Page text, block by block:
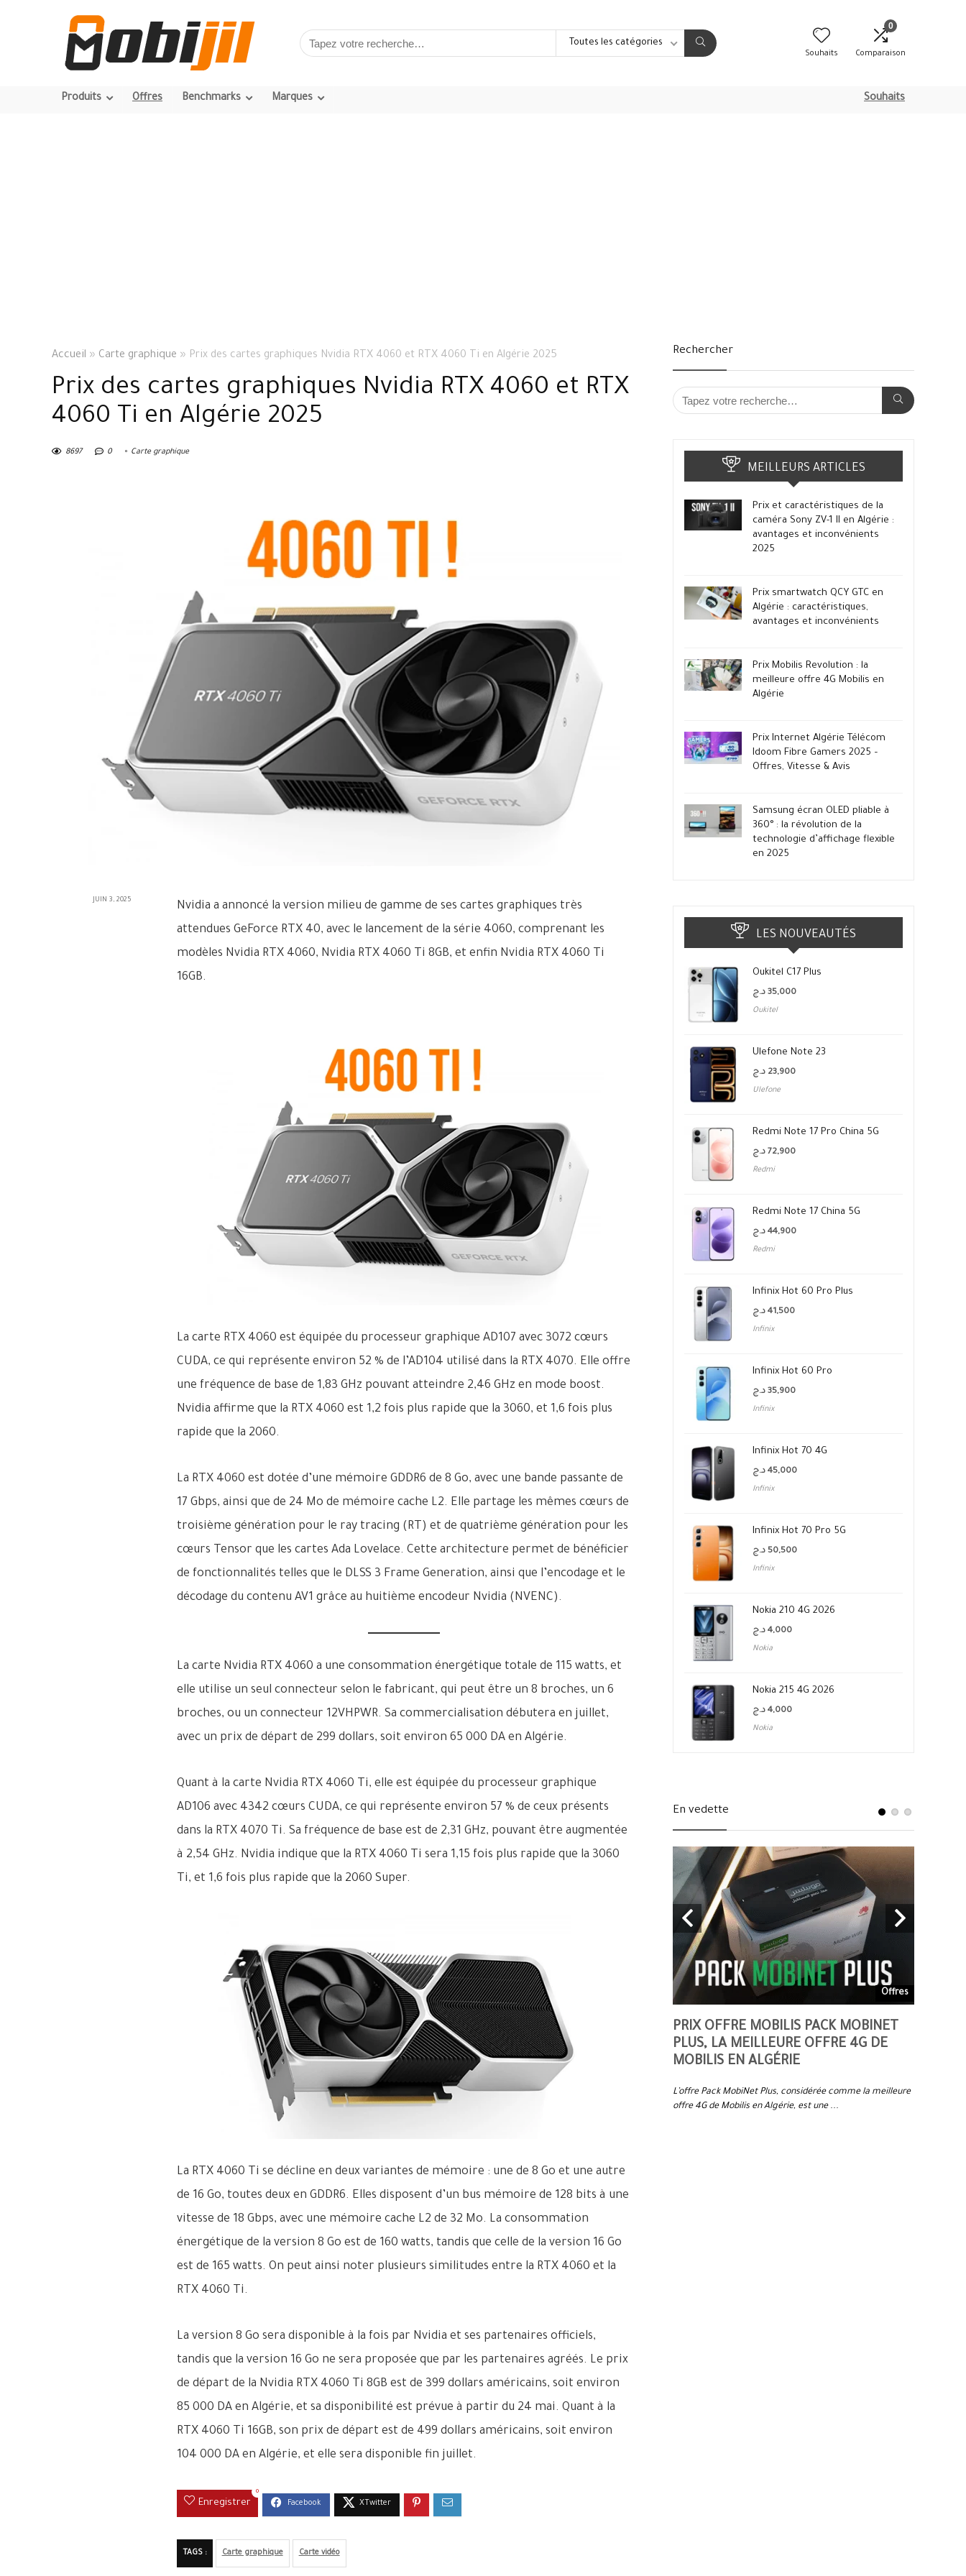
Toutes les catégories
Souhaits
0
Comparaison
Produits Offres Benchmarks Marques Souhaits
Accueil » Carte graphique » Prix des cartes graphiques Nvidia RTX 4060 et RTX 4060 Ti en Algérie 2025
Prix des cartes graphiques Nvidia RTX 4060 et RTX
4060 Ti en Algérie 2025
8697 0 Carte graphique
JUIN 3, 2025
Nvidia a annoncé la version milieu de gamme de ses cartes graphiques très
attendues GeForce RTX 40, avec le lancement de la série 4060, comprenant les
modèles Nvidia RTX 4060, Nvidia RTX 4060 Ti 8GB, et enfin Nvidia RTX 4060 Ti
16GB.
La carte RTX 4060 est équipée du processeur graphique AD107 avec 3072 cœurs
CUDA, ce qui représente environ 52 % de l’AD104 utilisé dans la RTX 4070. Elle offre
une fréquence de base de 1,83 GHz pouvant atteindre 2,46 GHz en mode boost.
Nvidia affirme que la RTX 4060 est 1,2 fois plus rapide que la 3060, et 1,6 fois plus
rapide que la 2060.
La RTX 4060 est dotée d’une mémoire GDDR6 de 8 Go, avec une bande passante de
17 Gbps, ainsi que de 24 Mo de mémoire cache L2. Elle partage les mêmes cœurs de
troisième génération pour le ray tracing (RT) et de quatrième génération pour les
cœurs Tensor que les cartes Ada Lovelace. Cette architecture permet de bénéficier
de fonctionnalités telles que le DLSS 3 Frame Generation, ainsi que l’encodage et le
décodage du contenu AV1 grâce au huitième encodeur Nvidia (NVENC).
La carte Nvidia RTX 4060 a une consommation énergétique totale de 115 watts, et
elle utilise un seul connecteur selon le fabricant, qui peut être un 8 broches, un 6
broches, ou un connecteur 12VHPWR. Sa commercialisation débutera en juillet,
avec un prix de départ de 299 dollars, soit environ 65 000 DA en Algérie.
Quant à la carte Nvidia RTX 4060 Ti, elle est équipée du processeur graphique
AD106 avec 4342 cœurs CUDA, ce qui représente environ 57 % de ceux présents
dans la RTX 4070 Ti. Sa fréquence de base est de 2,31 GHz, pouvant être augmentée
à 2,54 GHz. Nvidia indique que la RTX 4060 Ti sera 1,15 fois plus rapide que la 3060
Ti, et 1,6 fois plus rapide que la 2060 Super.
La RTX 4060 Ti se décline en deux variantes de mémoire : une de 8 Go et une autre
de 16 Go, toutes deux en GDDR6. Elles disposent d’un bus mémoire de 128 bits à une
vitesse de 18 Gbps, avec une mémoire cache L2 de 32 Mo. La consommation
énergétique de la version 8 Go est de 160 watts, tandis que celle de la version 16 Go
est de 165 watts. On peut ainsi noter plusieurs similitudes entre la RTX 4060 et la
RTX 4060 Ti.
La version 8 Go sera disponible à la fois par Nvidia et ses partenaires officiels,
tandis que la version 16 Go ne sera proposée que par les partenaires agréés. Le prix
de départ de la Nvidia RTX 4060 Ti 8GB est de 399 dollars américains, soit environ
85 000 DA en Algérie, et sa disponibilité est prévue à partir du 24 mai. Quant à la
RTX 4060 Ti 16GB, son prix de départ est de 499 dollars américains, soit environ
104 000 DA en Algérie, et elle sera disponible fin juillet.
Enregistrer
0
TAGS : Carte graphique Carte vidéo
Rechercher
MEILLEURS ARTICLES
Prix et caractéristiques de la
caméra Sony ZV-1 II en Algérie :
avantages et inconvénients
2025
Prix smartwatch QCY GTC en
Algérie : caractéristiques,
avantages et inconvénients
Prix Mobilis Revolution : la
meilleure offre 4G Mobilis en
Algérie
Prix Internet Algérie Télécom
Idoom Fibre Gamers 2025 –
Offres, Vitesse & Avis
Samsung écran OLED pliable à
360° : la révolution de la
technologie d’affichage flexible
en 2025
LES NOUVEAUTÉS
Oukitel C17 Plus
35,000 د.ج
Oukitel
Ulefone Note 23
23,900 د.ج
Ulefone
Redmi Note 17 Pro China 5G
72,900 د.ج
Redmi
Redmi Note 17 China 5G
44,900 د.ج
Redmi
Infinix Hot 60 Pro Plus
41,500 د.ج
Infinix
Infinix Hot 60 Pro
35,900 د.ج
Infinix
Infinix Hot 70 4G
45,000 د.ج
Infinix
Infinix Hot 70 Pro 5G
50,500 د.ج
Infinix
Nokia 210 4G 2026
4,000 د.ج
Nokia
Nokia 215 4G 2026
4,000 د.ج
Nokia
En vedette
PRIX DES NOUVELLES OFFRES
INTERNET IDOOM ADSL ET VDSL 2025
D’ALGÉRIE TÉLÉCOM
Découvrez les prix des nouvelles offres Internet IDOOM
ADSL et VDSL 2025 d’Algérie Télécom. ...
Offres
PRIX OFFRE MOBILIS PACK MOBINET
PLUS, LA MEILLEURE OFFRE 4G DE
MOBILIS EN ALGÉRIE
L’offre Pack MobiNet Plus, considérée comme la meilleure
offre 4G de Mobilis en Algérie, est une ...